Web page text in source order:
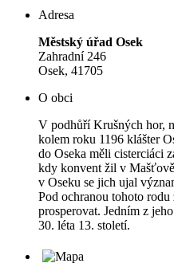
Adresa
Městský úřad Osek
Zahradní 246
Osek, 41705
O obci
V podhůří Krušných hor,
kolem roku 1196 klášter
do Oseka měli cisterciáci
kdy konvent žil v
v Oseku se jich ujal
Pod ochranou tohoto
prosperovat. Jedním z
30. léta 13. století.